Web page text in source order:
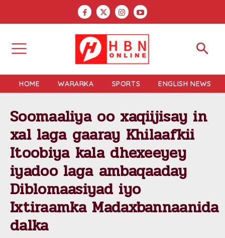
HOME WARARKA SPORTS ENGLISH NEWS
Soomaaliya oo xaqiijisay in
xal laga gaaray Khilaafkii
Itoobiya kala dhexeeyey
iyadoo laga ambaqaaday
Diblomaasiyad iyo
Ixtiraamka Madaxbannaanida
dalka